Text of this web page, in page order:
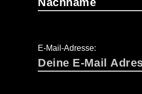
E-Mail-Adresse: